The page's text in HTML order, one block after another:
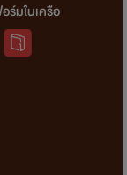
ร์มในเครือ